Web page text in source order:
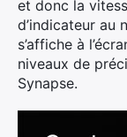
et donc la
d’indicateur au
s’affiche à
niveaux de
Synapse.